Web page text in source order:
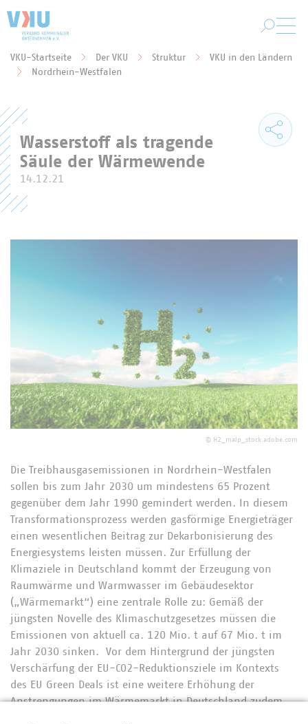
Sie befinden sich hier:
VKU-Startseite Der VKU Struktur
VKU in den Ländern
Nordrhein-Westfalen
Wasserstoff als tragende
Säule der Wärmewende
14.12.21
© H2_malp_stock.adobe.com
Die Treibhausgasemissionen in Nordrhein-Westfalen
sollen bis zum Jahr 2030 um mindestens 65 Prozent
gegenüber dem Jahr 1990 gemindert werden. In diesem
Transformationsprozess werden gasförmige Energieträger
einen wesentlichen Beitrag zur Dekarbonisierung des
Energiesystems leisten müssen. Zur Erfüllung der
Klimaziele in Deutschland kommt der Erzeugung von
Raumwärme und Warmwasser im Gebäudesektor
(„Wärmemarkt“) eine zentrale Rolle zu: Gemäß der
jüngsten Novelle des Klimaschutzgesetzes müssen die
Emissionen von aktuell ca. 120 Mio. t auf 67 Mio. t im
Jahr 2030 sinken. Vor dem Hintergrund der jüngsten
Verschärfung der EU-CO2-Reduktionsziele im Kontexts
des EU Green Deals ist eine weitere Erhöhung der
Anstrengungen im Wärmemarkt in Deutschland zudem